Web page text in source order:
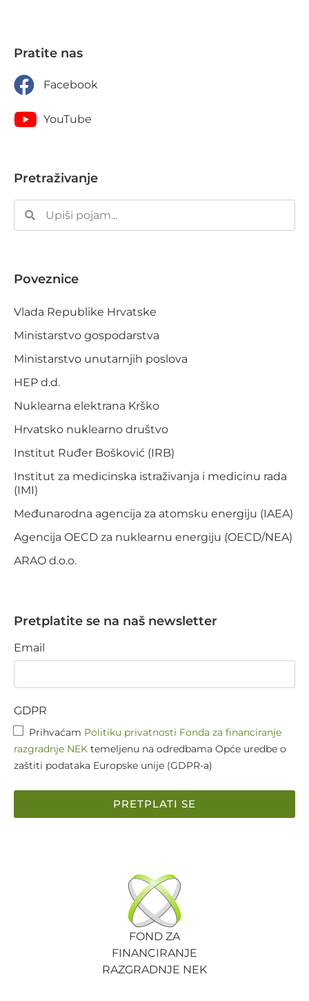
Pratite nas
Facebook
YouTube
Pretraživanje
Poveznice
Vlada Republike Hrvatske
Ministarstvo gospodarstva
Ministarstvo unutarnjih poslova
HEP d.d.
Nuklearna elektrana Krško
Hrvatsko nuklearno društvo
Institut Ruđer Bošković (IRB)
Institut za medicinska istraživanja i medicinu rada
(IMI)
Međunarodna agencija za atomsku energiju (IAEA)
Agencija OECD za nuklearnu energiju (OECD/NEA)
ARAO d.o.o.
Pretplatite se na naš newsletter
Email
GDPR
Prihvaćam Politiku privatnosti Fonda za financiranje
razgradnje NEK temeljenu na odredbama Opće uredbe o
zaštiti podataka Europske unije (GDPR-a)
PRETPLATI SE
FOND ZA
FINANCIRANJE
RAZGRADNJE NEK